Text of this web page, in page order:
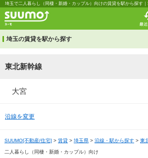
埼玉で二人暮らし（同棲・新婚・カップル）向けの賃貸を駅から探す
埼玉の賃貸を駅から探す
東北新幹線
大宮
沿線を変更
SUUMO[不動産/住宅] > 賃貸 > 埼玉県 > 沿線・駅から探す > 東
二人暮らし（同棲・新婚・カップル）向け